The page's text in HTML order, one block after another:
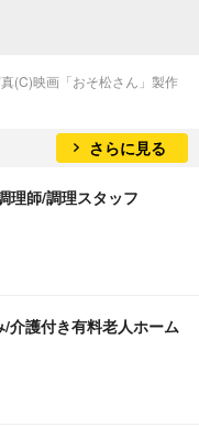
(C)映画「おそ松さん」製作
さらに見る
理師/調理スタッフ
/介護付き有料老人ホーム